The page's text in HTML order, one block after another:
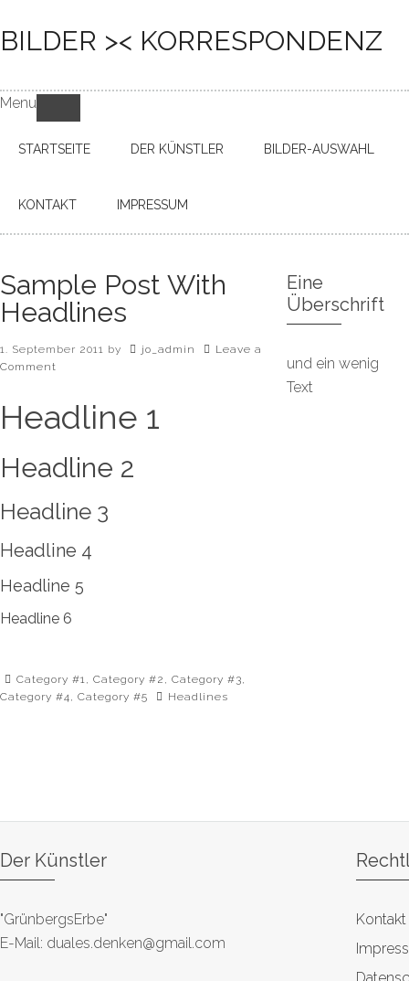
BILDER >< KORRESPONDENZ
Menu
STARTSEITE DER KÜNSTLER BILDER-AUSWAHL
KONTAKT IMPRESSUM
Sample Post With
Headlines
1. September 2011 by jo_admin
Leave a
Comment
Headline 1
Headline 2
Headline 3
Headline 4
Headline 5
Headline 6
Category #1, Category #2 , Category #3,
Category #4, Category #5 Headlines
Eine
Überschrift
und ein wenig
Text
Der Künstler
"GrünbergsErbe"
E-Mail: duales.denken@gmail.com
Kontakt